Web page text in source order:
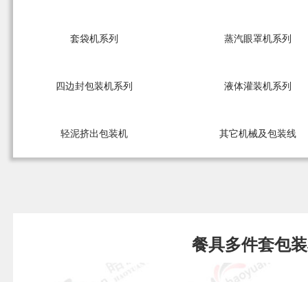
套袋机系列 蒸汽眼罩机系列
四边封包装机系列 液体灌装机系列
轻泥挤出包装机 其它机械及包装线
餐具多件套包